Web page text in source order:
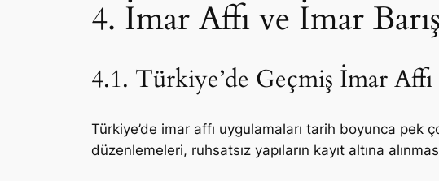
4. İmar Affı ve İmar
4.1. Türkiye’de Geçmiş İmar
Türkiye’de imar affı uygulamaları tarih boyunca pek
düzenlemeleri, ruhsatsız yapıların kayıt altına